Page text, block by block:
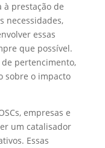
à prestação de
necessidades,
essas
que possível.
pertencimento,
sobre o impacto
empresas e
um catalisador
Essas